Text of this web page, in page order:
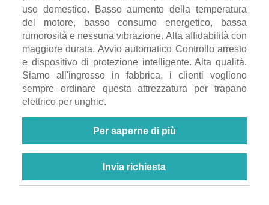
uso domestico. Basso aumento della temperatura
del motore, basso consumo energetico, bassa
rumorosità e nessuna vibrazione. Alta affidabilità con
maggiore durata. Avvio automatico Controllo arresto
e dispositivo di protezione intelligente. Alta qualità.
Siamo all'ingrosso in fabbrica, i clienti vogliono
sempre ordinare questa attrezzatura per trapano
elettrico per unghie.
Per saperne di più
Invia richiesta